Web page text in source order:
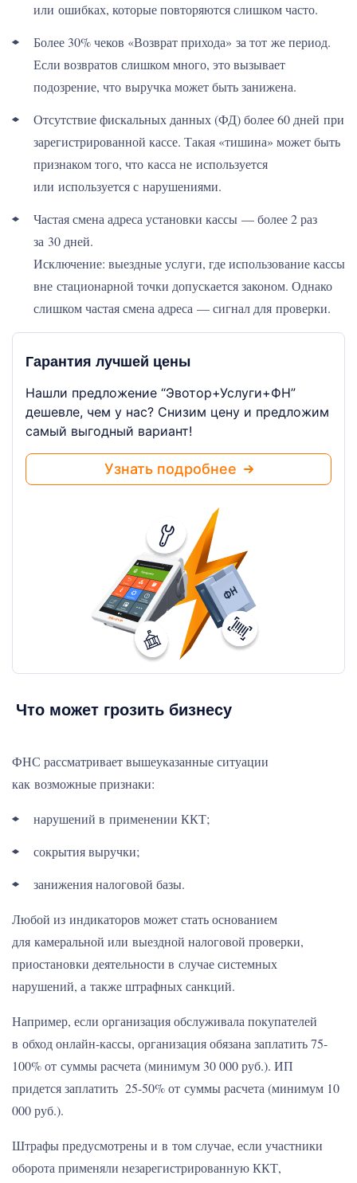
или ошибках, которые повторяются слишком часто.
Более 30% чеков «Возврат прихода» за тот же период.
Если возвратов слишком много, это вызывает
подозрение, что выручка может быть занижена.
Отсутствие фискальных данных (ФД) более 60 дней при
зарегистрированной кассе. Такая «тишина» может быть
признаком того, что касса не используется
или используется с нарушениями.
Частая смена адреса установки кассы — более 2 раз
за 30 дней.
Исключение: выездные услуги, где использование кассы
вне стационарной точки допускается законом. Однако
слишком частая смена адреса — сигнал для проверки.
Гарантия лучшей цены
Нашли предложение “Эвотор+Услуги+ФН”
дешевле, чем у нас? Снизим цену и предложим
самый выгодный вариант!
Узнать подробнее
Что может грозить бизнесу
ФНС рассматривает вышеуказанные ситуации
как возможные признаки:
нарушений в применении ККТ;
сокрытия выручки;
занижения налоговой базы.
Любой из индикаторов может стать основанием
для камеральной или выездной налоговой проверки,
приостановки деятельности в случае системных
нарушений, а также штрафных санкций.
Например, если организация обслуживала покупателей
в обход онлайн-кассы, организация обязана заплатить 75-
100% от суммы расчета (минимум 30 000 руб.). ИП
придется заплатить 25-50% от суммы расчета (минимум 10
000 руб.).
Штрафы предусмотрены и в том случае, если участники
оборота применяли незарегистрированную ККТ,